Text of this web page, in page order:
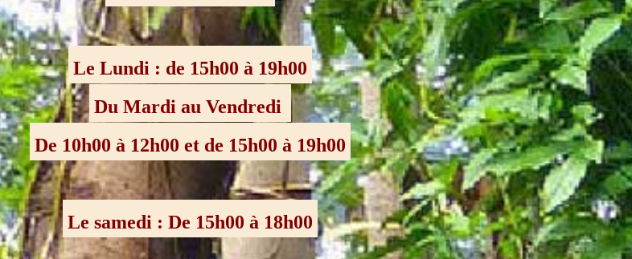
Le Lundi : de 15h00 à 19h00
Du Mardi au Vendredi
De 10h00 à 12h00 et de 15h00 à 19h00
Le samedi : De 15h00 à 18h00